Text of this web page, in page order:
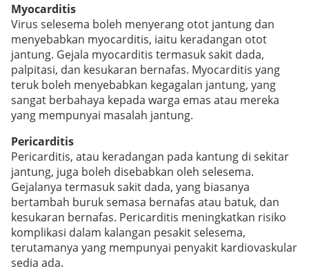
Myocarditis
Virus selesema boleh menyerang otot jantung dan
menyebabkan myocarditis, iaitu keradangan otot
jantung. Gejala myocarditis termasuk sakit dada,
palpitasi, dan kesukaran bernafas. Myocarditis yang
teruk boleh menyebabkan kegagalan jantung, yang
sangat berbahaya kepada warga emas atau mereka
yang mempunyai masalah jantung.
Pericarditis
Pericarditis, atau keradangan pada kantung di sekitar
jantung, juga boleh disebabkan oleh selesema.
Gejalanya termasuk sakit dada, yang biasanya
bertambah buruk semasa bernafas atau batuk, dan
kesukaran bernafas. Pericarditis meningkatkan risiko
komplikasi dalam kalangan pesakit selesema,
terutamanya yang mempunyai penyakit kardiovaskular
sedia ada.